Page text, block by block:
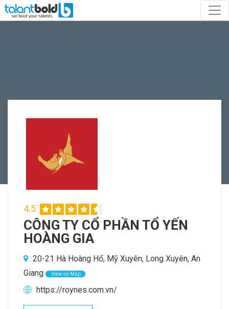
4.5
CÔNG TY CỔ PHẦN TỔ YẾN
HOÀNG GIA
20-21 Hà Hoàng Hổ, Mỹ Xuyên, Long Xuyên, An
Giang
View on Map
https://roynes.com.vn/